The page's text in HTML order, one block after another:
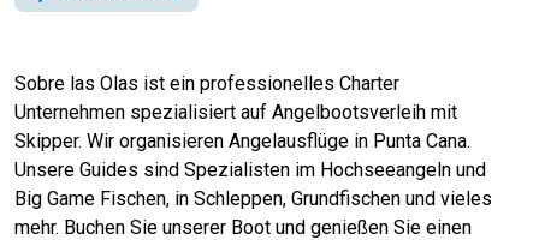
Sobre las Olas ist ein professionelles Charter
Unternehmen spezialisiert auf Angelbootsverleih mit
Skipper. Wir organisieren Angelausflüge in Punta Cana.
Unsere Guides sind Spezialisten im Hochseeangeln und
Big Game Fischen, in Schleppen, Grundfischen und vieles
mehr. Buchen Sie unserer Boot und genießen Sie einen